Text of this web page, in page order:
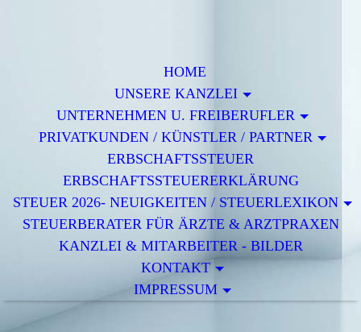
HOME
UNSERE KANZLEI
UNTERNEHMEN U. FREIBERUFLER
PRIVATKUNDEN / KÜNSTLER / PARTNER
ERBSCHAFTSSTEUER
ERBSCHAFTSSTEUERERKLÄRUNG
STEUER 2026- NEUIGKEITEN / STEUERLEXIKON
STEUERBERATER FÜR ÄRZTE & ARZTPRAXEN
KANZLEI & MITARBEITER - BILDER
KONTAKT
IMPRESSUM